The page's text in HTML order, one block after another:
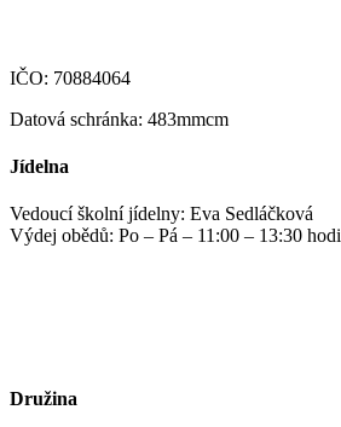
IČO: 70884064
Datová schránka: 483mmcm
Jídelna
Vedoucí školní jídelny: Eva Sedláčková
Výdej obědů: Po – Pá – 11:00 – 13:30
Družina